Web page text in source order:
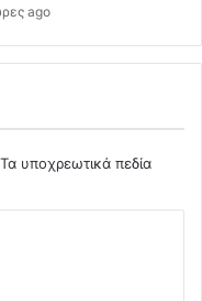
ago
Τα υποχρεωτικά πεδία